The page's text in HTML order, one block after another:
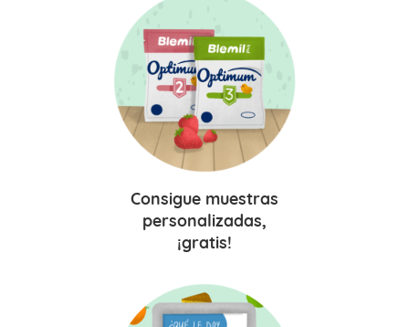
Consigue muestras
personalizadas,
¡gratis!